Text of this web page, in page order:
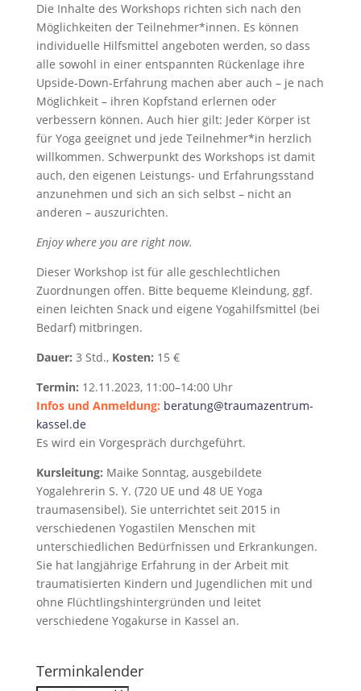
Die Inhalte des Workshops richten sich nach den
Möglichkeiten der Teilnehmer*innen. Es können
individuelle Hilfsmittel angeboten werden, so dass
alle sowohl in einer entspannten Rückenlage ihre
Upside-Down-Erfahrung machen aber auch – je nach
Möglichkeit – ihren Kopfstand erlernen oder
verbessern können. Auch hier gilt: Jeder Körper ist
für Yoga geeignet und jede Teilnehmer*in herzlich
willkommen. Schwerpunkt des Workshops ist damit
auch, den eigenen Leistungs- und Erfahrungsstand
anzunehmen und sich an sich selbst – nicht an
anderen – auszurichten.
Enjoy where you are right now.
Dieser Workshop ist für alle geschlechtlichen
Zuordnungen offen. Bitte bequeme Kleindung, ggf.
einen leichten Snack und eigene Yogahilfsmittel (bei
Bedarf) mitbringen.
Dauer: 3 Std., Kosten: 15 €
Termin: 12.11.2023, 11:00–14:00 Uhr
Infos und Anmeldung: beratung@traumazentrum-
kassel.de
Es wird ein Vorgespräch durchgeführt.
Kursleitung: Maike Sonntag, ausgebildete
Yogalehrerin S. Y. (720 UE und 48 UE Yoga
traumasensibel). Sie unterrichtet seit 2015 in
verschiedenen Yogastilen Menschen mit
unterschiedlichen Bedürfnissen und Erkrankungen.
Sie hat langjährige Erfahrung in der Arbeit mit
traumatisierten Kindern und Jugendlichen mit und
ohne Flüchtlingshintergründen und leitet
verschiedene Yogakurse in Kassel an.
Terminkalender